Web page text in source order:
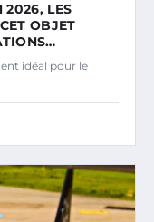
2026, LES
OBJET
idéal pour le